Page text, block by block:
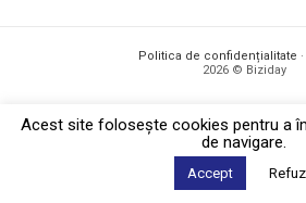
Politica de confidențialitate ·
2026 © Biziday
Acest site foloseşte cookies pentru a
de navigare.
Accept Refuz